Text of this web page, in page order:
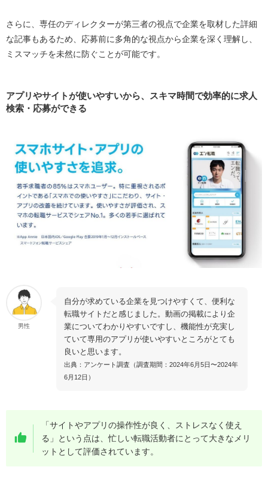
さらに、専任のディレクターが第三者の視点で企業を取材した詳細
な記事もあるため、応募前に多角的な視点から企業を深く理解し、
ミスマッチを未然に防ぐことが可能です。
アプリやサイトが使いやすいから、スキマ時間で効率的に求人
検索・応募ができる
男性
自分が求めている企業を見つけやすくて、便利な
転職サイトだと感じました。動画の掲載により企
業についてわかりやすいですし、機能性が充実し
ていて専用のアプリが使いやすいところがとても
良いと思います。
出典：アンケート調査（調査期間：2024年6月5日〜2024年
6月12日）
「サイトやアプリの操作性が良く、ストレスなく使え
る」という点は、忙しい転職活動者にとって大きなメリ
ットとして評価されています。